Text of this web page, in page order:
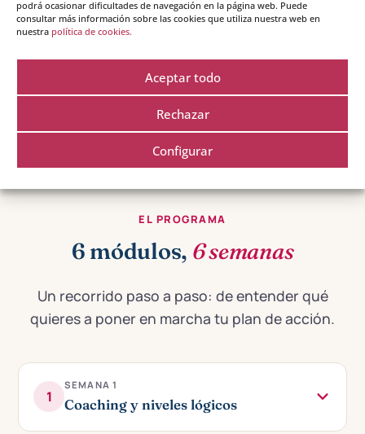
podrá ocasionar dificultades de navegación en la página web. Puede
consultar más información sobre las cookies que utiliza nuestra web en
nuestra política de cookies.
Aceptar todo
Rechazar
Configurar
solo a tu ritmo, sin grupo, ni clase en vivo, ni
materiales adicionales exclusivos semana a
EL PROGRAMA
6 módulos, 6 semanas
Un recorrido paso a paso: de entender qué
quieres a poner en marcha tu plan de acción.
1
SEMANA 1
Coaching y niveles lógicos